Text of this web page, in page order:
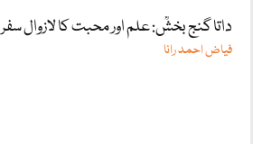
داتا گنج بخشؒ: علم اور محبت کا لازوال سفر
فیاض احمد رانا